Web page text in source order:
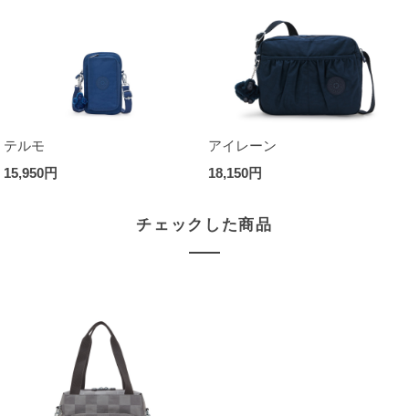
テルモ
15,950円
アイレーン
18,150円
チェックした商品